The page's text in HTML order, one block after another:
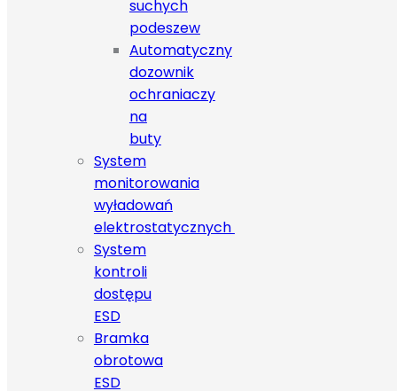
suchych
podeszew
Automatyczny
dozownik
ochraniaczy
na
buty
System
monitorowania
wyładowań
elektrostatycznych
System
kontroli
dostępu
ESD
Bramka
obrotowa
ESD